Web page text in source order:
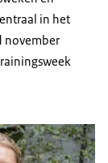
in het
november